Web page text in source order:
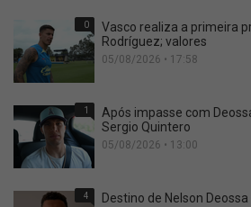
0
Vasco realiza a primeira
Rodríguez; valores
05/08/2026 • 17:58
1
Após impasse com
Sergio Quintero
05/08/2026 • 13:00
4 Destino de Nelson